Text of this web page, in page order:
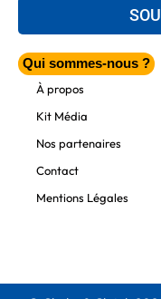
Qui sommes-nous ?
À propos
Kit Média
Nos partenaires
Contact
Mentions Légales